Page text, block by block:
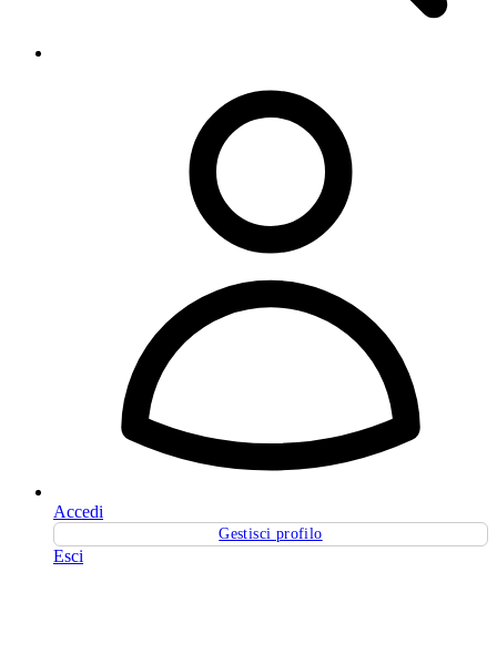
Accedi
Gestisci profilo
Esci